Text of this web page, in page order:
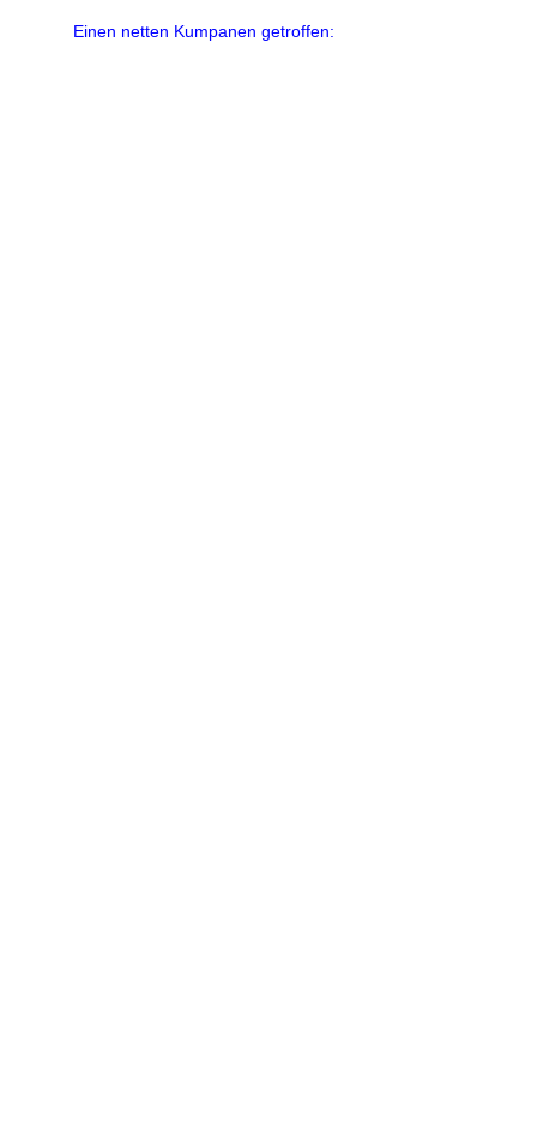
Einen netten Kumpanen getroffen: